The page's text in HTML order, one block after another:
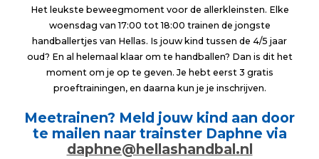
Het leukste beweegmoment voor de allerkleinsten. Elke
woensdag van 17:00 tot 18:00 trainen de jongste
handballertjes van Hellas. Is jouw kind tussen de 4/5 jaar
oud? En al helemaal klaar om te handballen? Dan is dit het
moment om je op te geven. Je hebt eerst 3 gratis
proeftrainingen, en daarna kun je je inschrijven.
Meetrainen? Meld jouw kind aan door
te mailen naar trainster Daphne via
daphne@hellashandbal.nl